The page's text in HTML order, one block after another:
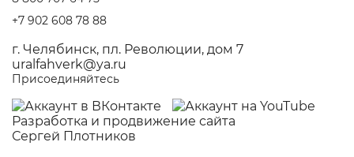
+7 902 608 78 88
г. Челябинск, пл. Революции, дом 7
uralfahverk@ya.ru
Присоединяйтесь
Разработка и продвижение сайта
Сергей Плотников